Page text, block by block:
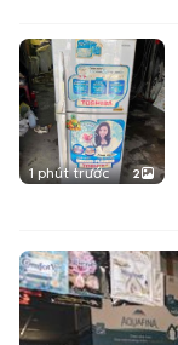
1 phút trước 2